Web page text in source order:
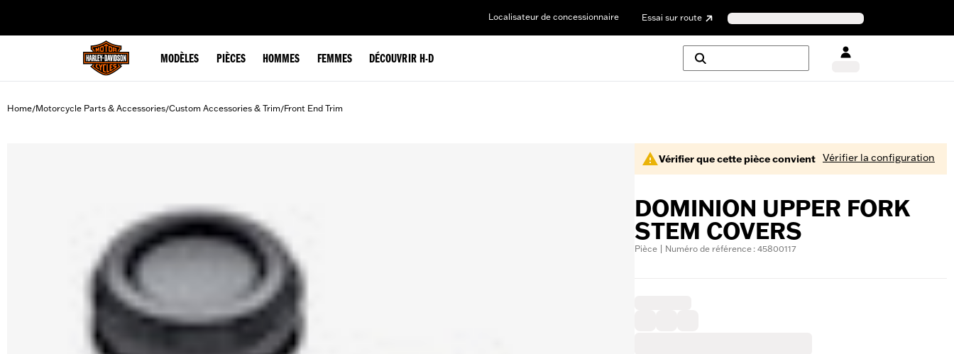
Localisateur de concessionnaire Essai sur route
MODÈLES PIÈCES HOMMES FEMMES DÉCOUVRIR H-D
Home/Motorcycle Parts & Accessories/Custom Accessories & Trim/Front End Trim
Vérifier que cette pièce convient Vérifier la configuration
DOMINION UPPER FORK
STEM COVERS
Pièce | Numéro de référence : 45800117